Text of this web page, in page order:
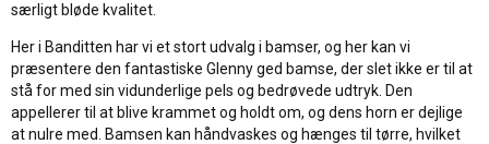
særligt bløde kvalitet.
Her i Banditten har vi et stort udvalg i bamser, og her kan vi
præsentere den fantastiske Glenny ged bamse, der slet ikke er til at
stå for med sin vidunderlige pels og bedrøvede udtryk. Den
appellerer til at blive krammet og holdt om, og dens horn er dejlige
at nulre med. Bamsen kan håndvaskes og hænges til tørre, hvilket